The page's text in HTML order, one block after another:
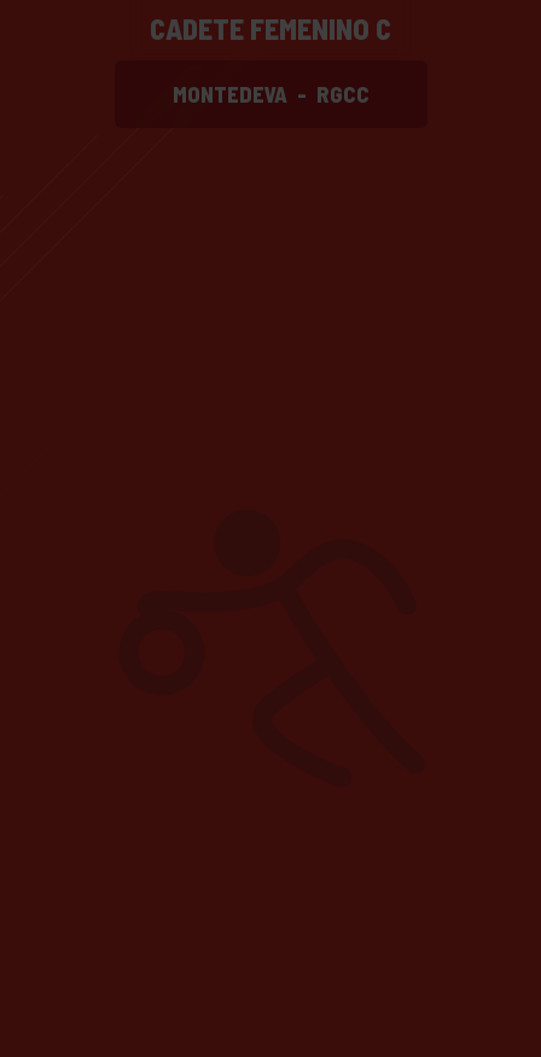
CADETE FEMENINO C
MONTEDEVA - RGCC